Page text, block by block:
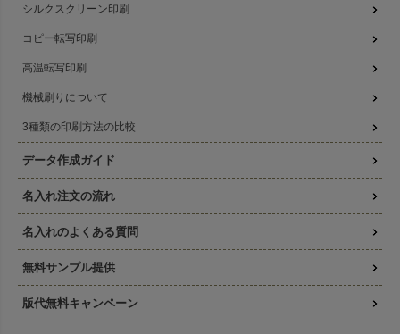
シルクスクリーン印刷
コピー転写印刷
高温転写印刷
機械刷りについて
3種類の印刷方法の比較
データ作成ガイド
名入れ注文の流れ
名入れのよくある質問
無料サンプル提供
版代無料キャンペーン